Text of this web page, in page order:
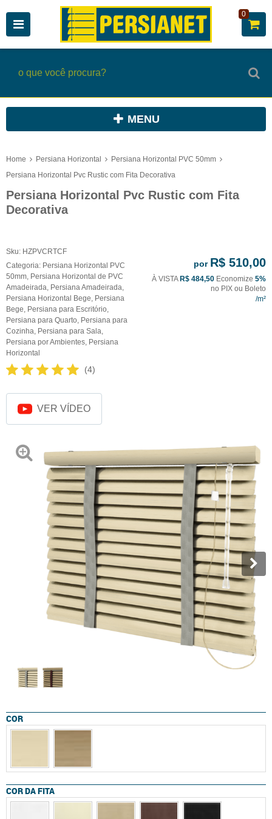
0
MENU
Home Persiana Horizontal
Persiana Horizontal PVC 50mm
Persiana Horizontal Pvc Rustic com Fita Decorativa
Persiana Horizontal Pvc Rustic com Fita
Decorativa
Sku: HZPVCRTCF
Categoria: Persiana Horizontal PVC
50mm, Persiana Horizontal de PVC
Amadeirada, Persiana Amadeirada,
Persiana Horizontal Bege, Persiana
Bege, Persiana para Escritório,
Persiana para Quarto, Persiana para
Cozinha, Persiana para Sala,
Persiana por Ambientes, Persiana
Horizontal
(4)
por R$ 510,00
À VISTA R$ 484,50 Economize 5%
no PIX ou Boleto
VER VÍDEO
COR
COR DA FITA